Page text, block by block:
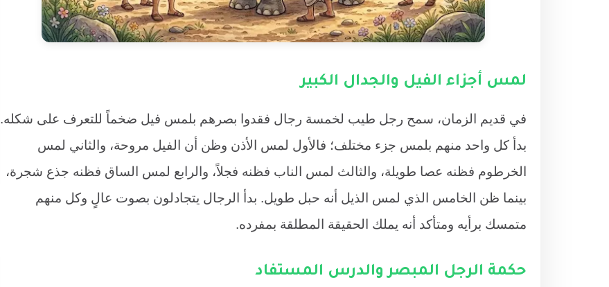
لمس أجزاء الفيل والجدال الكبير
في قديم الزمان، سمح رجل طيب لخمسة رجال فقدوا بصرهم بلمس فيل ضخماً للتعرف على شكله.
بدأ كل واحد منهم بلمس جزء مختلف؛ فالأول لمس الأذن وظن أن الفيل مروحة، والثاني لمس
الخرطوم فظنه عصا طويلة، والثالث لمس الناب فظنه فجلاً، والرابع لمس الساق فظنه جذع شجرة،
بينما ظن الخامس الذي لمس الذيل أنه حبل طويل. بدأ الرجال يتجادلون بصوت عالٍ وكل منهم
متمسك برأيه ومتأكد أنه يملك الحقيقة المطلقة بمفرده.
حكمة الرجل المبصر والدرس المستفاد